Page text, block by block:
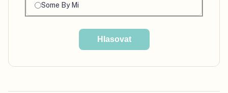
Some By Mi
Hlasovat